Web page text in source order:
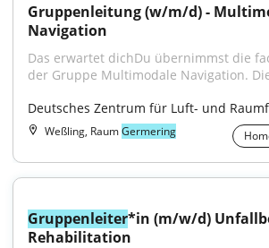
Gruppenleitung (w/m/d) -
Navigation
Das erwartet dichDu übernimmst die
der Gruppe Multimodale Navigation.
Deutsches Zentrum für Luft- und
Weßling, RaumGermering
Gruppenleiter*in (m/w/d)
Rehabilitation